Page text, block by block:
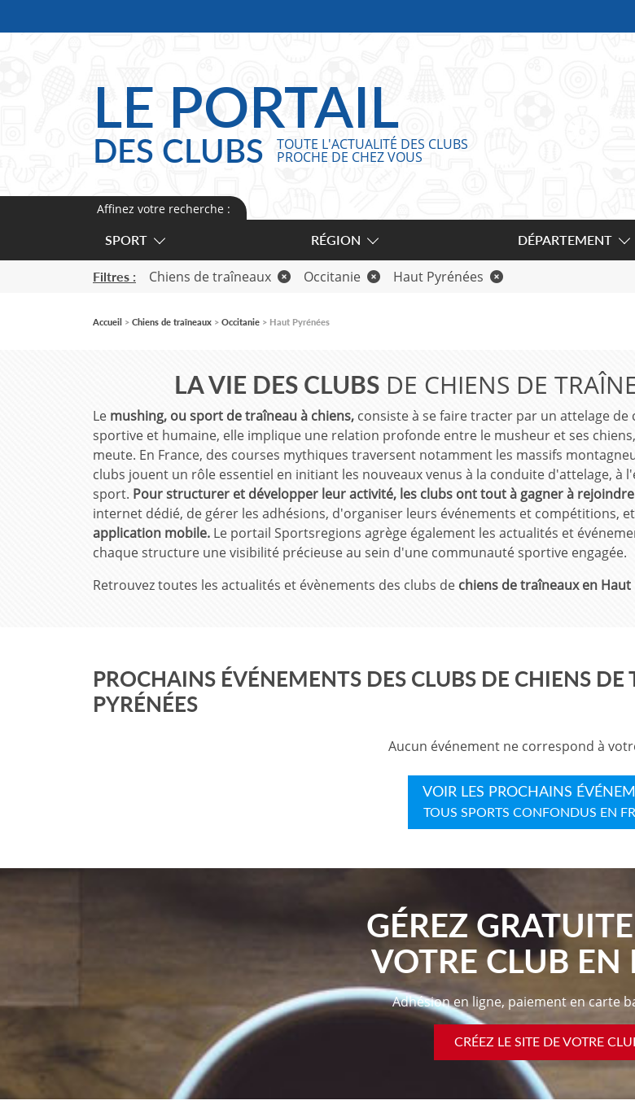
LA VIE DES CLUBS DE CHIENS DE
Le mushing, ou sport de traîneau à chiens, consiste à se faire tracter par un attelage
sportive et humaine, elle implique une relation profonde entre le musheur et ses
meute. En France, des courses mythiques traversent notamment les massifs
clubs jouent un rôle essentiel en initiant les nouveaux venus à la conduite d'attelage, à
sport. Pour structurer et développer leur activité, les clubs ont tout à gagner à
internet dédié, de gérer les adhésions, d'organiser leurs événements et compétitions,
application mobile. Le portail Sportsregions agrège également les actualités et
chaque structure une visibilité précieuse au sein d'une communauté sportive engagée.
Retrouvez toutes les actualités et évènements des clubs de chiens de traîneaux en Haut
PROCHAINS ÉVÉNEMENTS DES CLUBS DE CHIENS
PYRÉNÉES
Aucun événement ne correspond à
VOIR LES PROCHAINS
TOUS SPORTS CONFONDUS EN
GÉREZ
VOTRE CLUB EN
Adhésion en ligne, paiement en carte
CRÉEZ LE SITE DE VOTRE
Affinez votre recherche :
SPORT
RÉGION DÉPARTEMENT
Filtres : Chiens de traîneaux Occitanie Haut Pyrénées
Accueil Chiens de traîneaux Occitanie Haut Pyrénées
LE PORTAIL
DES CLUBS TOUTE L'ACTUALITÉ DES CLUBS
PROCHE DE CHEZ VOUS